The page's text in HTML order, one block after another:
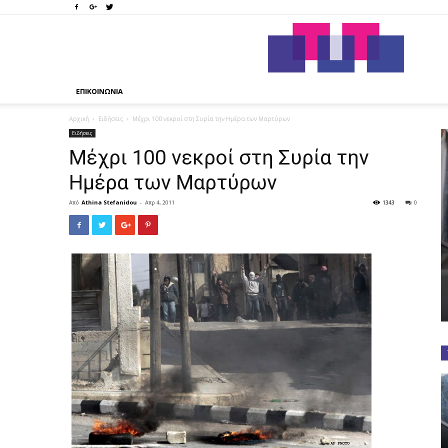
ΕΠΙΚΟΙΝΩΝΊΑ
Αρχική Ειδήσεις Μέχρι 100 νεκροί στη Συρία την Ημέρα των Μαρτύρων
Ειδήσεις
Μέχρι 100 νεκροί στη Συρία την
Ημέρα των Μαρτύρων
Από Athina Stefanidou - Απρ 4, 2011 0
1343